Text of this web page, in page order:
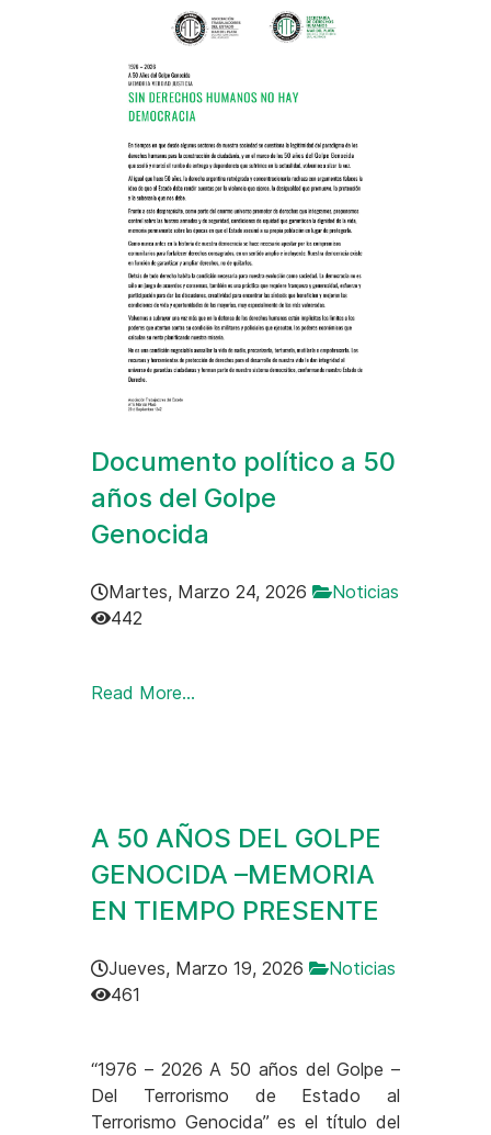
Documento político a 50
años del Golpe
Genocida
Martes, Marzo 24, 2026
Noticias
442
Read More...
A 50 AÑOS DEL GOLPE
GENOCIDA –MEMORIA
EN TIEMPO PRESENTE
Jueves, Marzo 19, 2026
Noticias
461
“1976 – 2026 A 50 años del Golpe –
Del Terrorismo de Estado al
Terrorismo Genocida” es el título del